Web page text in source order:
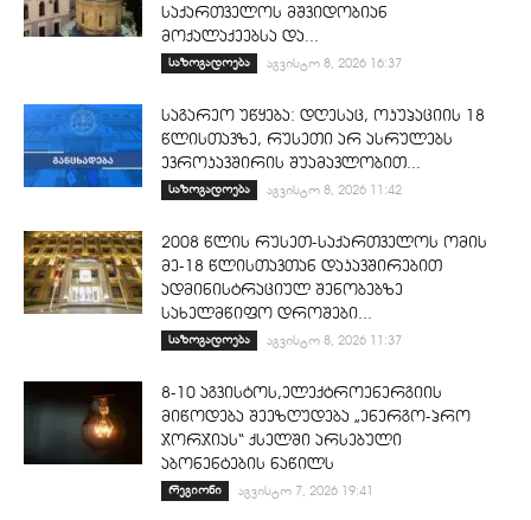
საქართველოს მშვიდობიან
მოქალაქეებსა და...
საზოგადოება აგვისტო 8, 2026 16:37
საგარეო უწყება: დღესაც, ოკუპაციის 18
წლისთავზე, რუსეთი არ ასრულებს
ევროკავშირის შუამავლობით...
საზოგადოება აგვისტო 8, 2026 11:42
2008 წლის რუსეთ-საქართველოს ომის
მე-18 წლისთავთან დაკავშირებით
ადმინისტრაციულ შენობებზე
სახელმწიფო დროშები...
საზოგადოება აგვისტო 8, 2026 11:37
8-10 აგვისტოს,ელექტროენერგიის
მიწოდება შეეზღუდება „ენერგო-პრო
ჯორჯიას“ ქსელში არსებული
აბონენტების ნაწილს
რეგიონი აგვისტო 7, 2026 19:41